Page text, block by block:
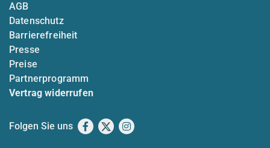
AGB
Datenschutz
Barrierefreiheit
Presse
Preise
Partnerprogramm
Vertrag widerrufen
Folgen Sie uns Facebook
X Instagram